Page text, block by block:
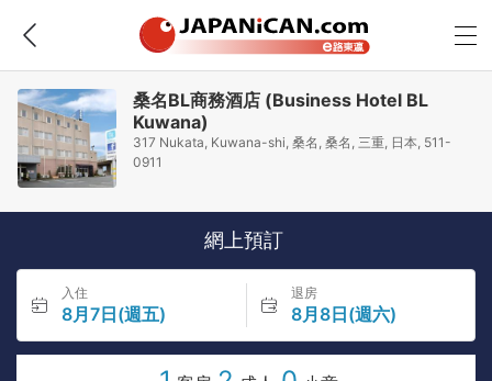
桑名BL商務酒店 (Business Hotel BL
Kuwana)
317 Nukata, Kuwana-shi, 桑名, 桑名, 三重, 日本, 511-
0911
網上預訂
入住
8月7日(週五)
退房
8月8日(週六)